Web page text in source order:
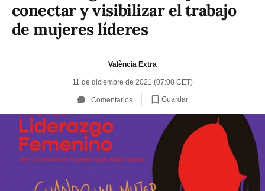
conectar y visibilizar el trabajo
de mujeres líderes
València Extra
11 de diciembre de 2021 (07:00 CET)
Comentarios Guardar